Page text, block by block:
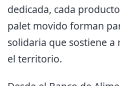
dedicada, cada
palet movido forman
solidaria que sostiene a
el territorio.